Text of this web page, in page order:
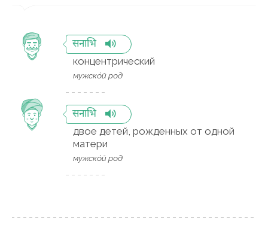
सनाभि
концентрический
мужско́й род
सनाभि
двое детей, рожденных от одной
матери
мужско́й род